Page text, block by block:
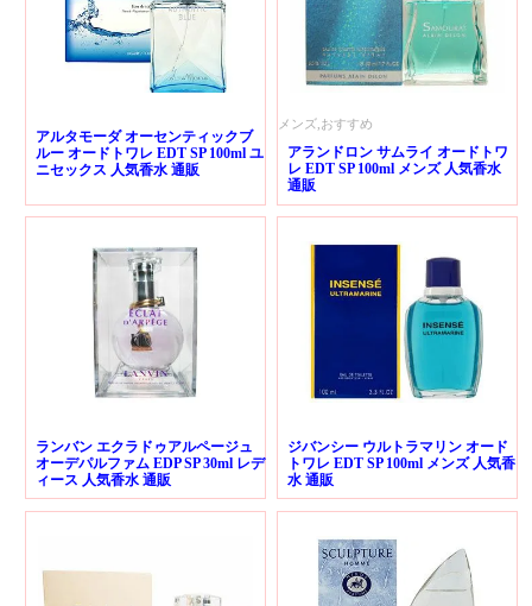
アルタモーダ オーセンティックブ
ルー オードトワレ EDT SP 100ml ユ
ニセックス 人気香水 通販
メンズ,おすすめ
アランドロン サムライ オードトワ
レ EDT SP 100ml メンズ 人気香水
通販
ランバン エクラドゥアルページュ
オーデパルファム EDP SP 30ml レデ
ィース 人気香水 通販
ジバンシー ウルトラマリン オード
トワレ EDT SP 100ml メンズ 人気香
水 通販